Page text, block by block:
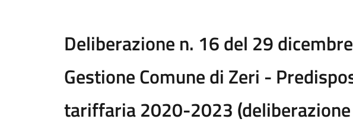
Deliberazione n. 16 del 29
Gestione Comune di Zeri -
tariffaria 2020-2023 (deliberazione